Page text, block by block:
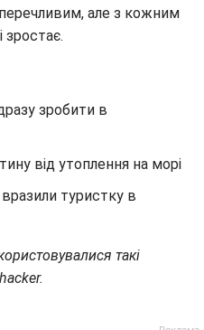
але з кожним
зростає.
зробити в
від утоплення на морі
туристку в
такі